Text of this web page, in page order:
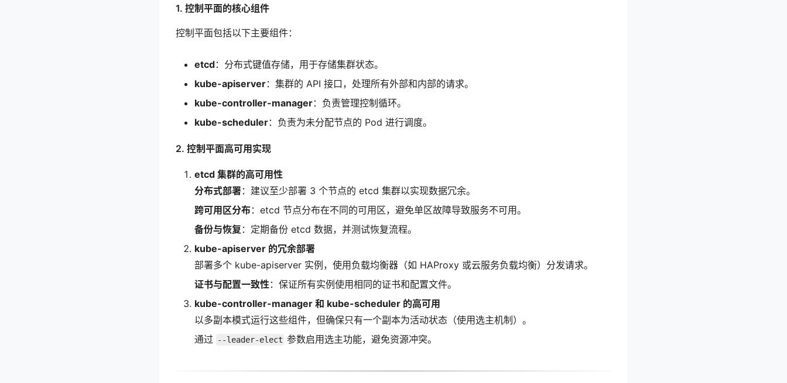
1. 控制平面的核心组件
控制平面包括以下主要组件：
etcd：分布式键值存储，用于存储集群状态。
kube-apiserver：集群的 API 接口，处理所有外部和内部的请求。
kube-controller-manager：负责管理控制循环。
kube-scheduler：负责为未分配节点的 Pod 进行调度。
2. 控制平面高可用实现
etcd 集群的高可用性
分布式部署：建议至少部署 3 个节点的 etcd 集群以实现数据冗余。
跨可用区分布：etcd 节点分布在不同的可用区，避免单区故障导致服务不可用。
备份与恢复 ：定期备份 etcd 数据，并测试恢复流程。
kube-apiserver 的冗余部署
部署多个 kube-apiserver 实例，使用负载均衡器（如 HAProxy 或云服务负载均衡）分发请求。
证书与配置一致性 ：保证所有实例使用相同的证书和配置文件。
kube-controller-manager 和 kube-scheduler 的高可用
以多副本模式运行这些组件，但确保只有一个副本为活动状态（使用选主机制）。
通过
--leader-elect 参数启用选主功能，避免资源冲突。